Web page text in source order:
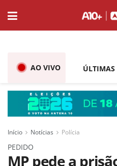
AO VIVO ÚLTIMAS
Início Notícias Polícia
PEDIDO
MP pede a